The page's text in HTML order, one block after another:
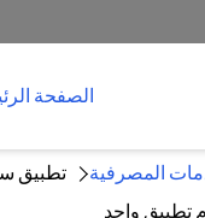
الصفحة
المصرفية تطبيق